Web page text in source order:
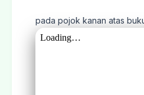
pada pojok kanan atas